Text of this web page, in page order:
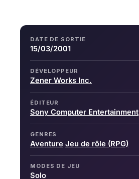
DATE DE SORTIE
15/03/2001
DÉVELOPPEUR
Zener Works Inc.
ÉDITEUR
Sony Computer Entertainment
GENRES
Aventure Jeu de rôle (RPG)
MODES DE JEU
Solo